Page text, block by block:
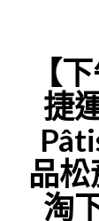
【
捷
品
淘